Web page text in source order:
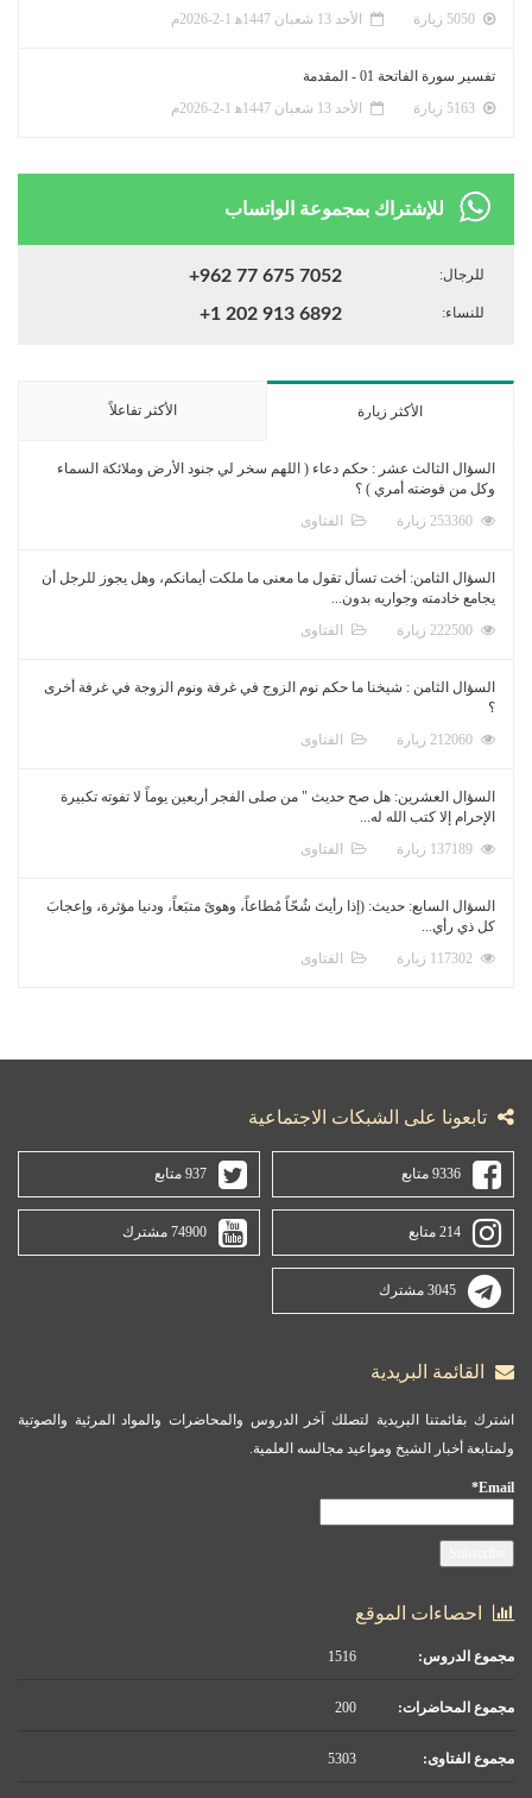
الأحد 13 شعبان 1447ﻫ 1-2-2026م
تفسير سورة الفاتحة 01 - المقدمة
الأحد 13 شعبان 1447ﻫ 1-2-2026م
للإشتراك بمجموعة الواتساب
للرجال: +962 77 675 7052
للنساء: +1 202 913 6892
الأكثر زيارة الأكثر تفاعلاً
السؤال الثالث عشر : حكم دعاء ( اللهم سخر لي جنود الأرض وملائكة السماء
وكل من فوضته أمري ) ؟
الفتاوى
السؤال الثامن: أخت تسأل تقول ما معنى ما ملكت أيمانكم، وهل يجوز للرجل أن
يجامع خادمته وجواريه بدون...
الفتاوى
السؤال الثامن : شيخنا ما حكم نوم الزوج في غرفة ونوم الزوجة في غرفة أخرى
؟
الفتاوى
السؤال العشرين: هل صح حديث " من صلى الفجر أربعين يوماً لا تفوته تكبيرة
الإحرام إلا كتب الله له...
الفتاوى
السؤال السابع: حديث: (إذا رأيتَ شُحّاً مُطاعاً، وهوىً متبَعاً، ودنيا مؤثرة، وإعجابَ
كل ذي رأي...
الفتاوى
تابعونا على الشبكات الاجتماعية
9336 متابع 937 متابع
214 متابع 74900 مشترك
3045 مشترك
القائمة البريدية
اشترك بقائمتنا البريدية لتصلك آخر الدروس والمحاضرات والمواد المرئية والصوتية
ولمتابعة أخبار الشيخ ومواعيد مجالسه العلمية.
Email*
احصاءات الموقع
مجموع الدروس:
مجموع المحاضرات:
مجموع الفتاوى: